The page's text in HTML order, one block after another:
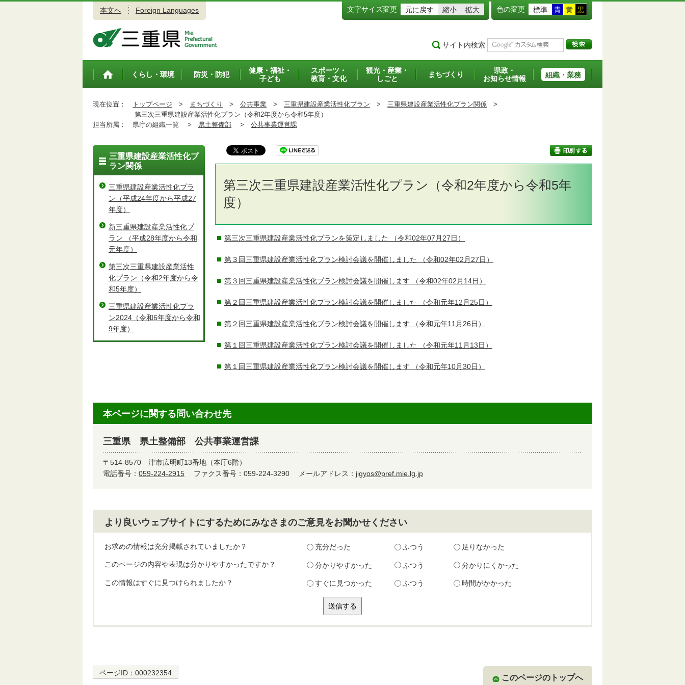
本文へ Foreign Languages 文字サイズ変更 元に戻す 縮小 拡大 色の変更 標準 青 黄 黒
サイト内検索
トップペ
くらし・環境 防災・防犯
健康・福祉・
子ども
スポーツ・
教育・文化
観光・産業・
しごと
まちづくり
県政・
お知らせ情報
組織・業務
現在位置： トップページ > まちづくり > 公共事業 > 三重県建設産業活性化プラン > 三重県建設産業活性化プラン関係 >
第三次三重県建設産業活性化プラン（令和2年度から令和5年度）
担当所属：
県庁の組織一覧 > 県土整備部 > 公共事業運営課
印刷する
第三次三重県建設産業活性化プラン（令和2年度から令和5年
度）
第三次三重県建設産業活性化プランを策定しました （令和02年07月27日）
第３回三重県建設産業活性化プラン検討会議を開催しました （令和02年02月27日）
第３回三重県建設産業活性化プラン検討会議を開催します （令和02年02月14日）
第２回三重県建設産業活性化プラン検討会議を開催しました （令和元年12月25日）
第２回三重県建設産業活性化プラン検討会議を開催します （令和元年11月26日）
第１回三重県建設産業活性化プラン検討会議を開催しました （令和元年11月13日）
第１回三重県建設産業活性化プラン検討会議を開催します （令和元年10月30日）
三重県建設産業活性化プ
ラン関係
三重県建設産業活性化プラ
ン（平成24年度から平成27
年度）
新三重県建設産業活性化プ
ラン （平成28年度から令和
元年度）
第三次三重県建設産業活性
化プラン（令和2年度から令
和5年度）
三重県建設産業活性化プラ
ン2024（令和6年度から令和
9年度）
本ページに関する問い合わせ先
三重県 県土整備部 公共事業運営課
〒514-8570 津市広明町13番地（本庁6階）
電話番号： 059-224-2915 ファクス番号：059-224-3290 メールアドレス： jigyos@pref.mie.lg.jp
より良いウェブサイトにするためにみなさまのご意見をお聞かせください
お求めの情報は充分掲載されていましたか？ 充分だった ふつう 足りなかった
このページの内容や表現は分かりやすかったですか？ 分かりやすかった ふつう 分かりにくかった
この情報はすぐに見つけられましたか？ すぐに見つかった ふつう 時間がかかった
ページID： 000232354
このページのトップへ